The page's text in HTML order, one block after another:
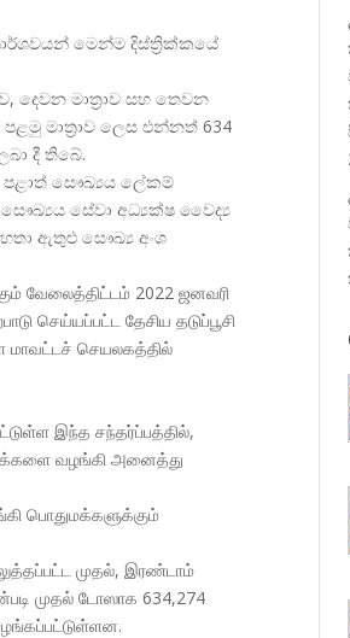
මෙන්ම දිස්ත්රික්කයේ
දෙවන මාත්රාව සහ තෙවන
පළමු මාත්රාව ලෙස එන්නත් 634
දී තිබේ.
පළාත් සෞඛ්යය ලේකම්
සෞඛ්යය සේවා අධ්යක්ෂ වෛද්
ඇතුළු සෞඛ් ය අංශ
வேலைத்திட்டம் 2022 ஜனவரி
செய்யப்பட்ட தேசிய தடுப்பூசி
மாவட்டச் செயலகத்தில்
இந்த சந்தர்ப்பத்தில்,
வழங்கி அனைத்து
பொதுமக்களுக்கும்
முதல், இரண்டாம்
முதல் டோஸாக 634,274